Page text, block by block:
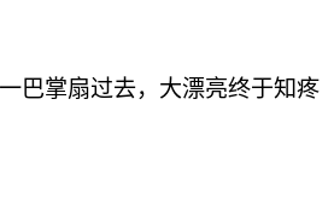
巴掌扇过去，大漂亮终于知疼